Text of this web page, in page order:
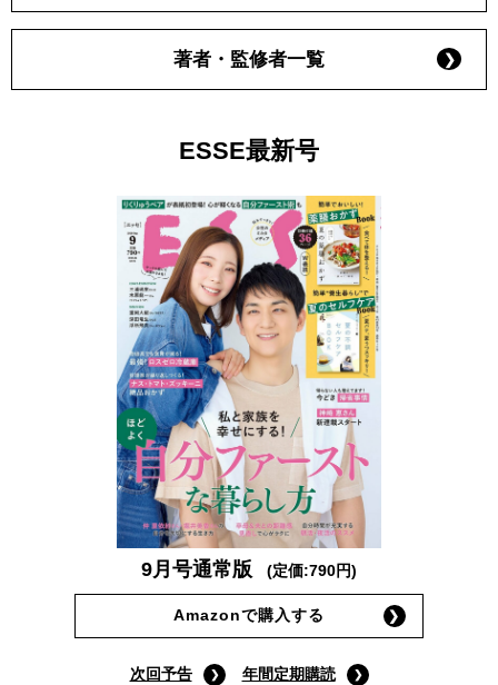
著者・監修者一覧
ESSE最新号
9月号通常版 (定価:790円)
Amazonで購入する
次回予告
年間定期購読